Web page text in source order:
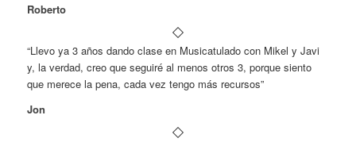
Roberto
“Llevo ya 3 años dando clase en Musicatulado con Mikel y Javi
y, la verdad, creo que seguiré al menos otros 3, porque siento
que merece la pena, cada vez tengo más recursos”
Jon